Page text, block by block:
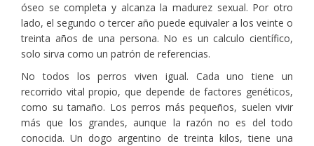
óseo se completa y alcanza la madurez sexual. Por otro
lado, el segundo o tercer año puede equivaler a los veinte o
treinta años de una persona. No es un calculo científico,
solo sirva como un patrón de referencias.
No todos los perros viven igual. Cada uno tiene un
recorrido vital propio, que depende de factores genéticos,
como su tamaño. Los perros más pequeños, suelen vivir
más que los grandes, aunque la razón no es del todo
conocida. Un dogo argentino de treinta kilos, tiene una